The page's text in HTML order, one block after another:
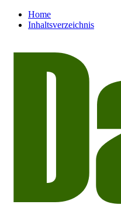
Home
Inhaltsverzeichnis